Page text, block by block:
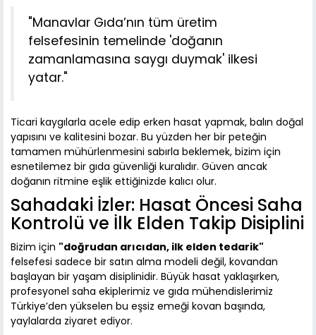
"Manavlar Gıda’nın tüm üretim
felsefesinin temelinde 'doğanın
zamanlamasına saygı duymak' ilkesi
yatar."
Ticari kaygılarla acele edip erken hasat yapmak, balın doğal
yapısını ve kalitesini bozar. Bu yüzden her bir peteğin
tamamen mühürlenmesini sabırla beklemek, bizim için
esnetilemez bir gıda güvenliği kuralıdır. Güven ancak
doğanın ritmine eşlik ettiğinizde kalıcı olur.
Sahadaki İzler: Hasat Öncesi Saha
Kontrolü ve İlk Elden Takip Disiplini
Bizim için "doğrudan arıcıdan, ilk elden tedarik"
felsefesi sadece bir satın alma modeli değil, kovandan
başlayan bir yaşam disiplinidir. Büyük hasat yaklaşırken,
profesyonel saha ekiplerimiz ve gıda mühendislerimiz
Türkiye’den yükselen bu eşsiz emeği kovan başında,
yaylalarda ziyaret ediyor.